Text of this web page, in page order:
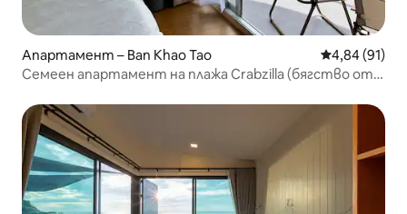
Апартамент – Ban Khao Tao Средна
4,84 (91)
Семеен апартамент на плажа Crabzilla (бягство от